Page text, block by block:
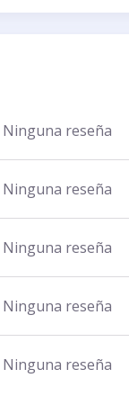
Ninguna reseña
Ninguna reseña
Ninguna reseña
Ninguna reseña
Ninguna reseña